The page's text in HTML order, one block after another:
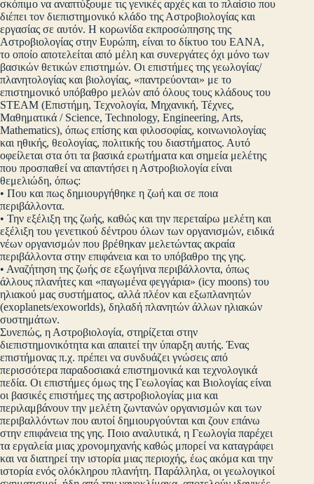
σκόπιμο να αναπτύξουμε τις γενικές αρχές και το πλαίσιο που
διέπει τον διεπιστημονικό κλάδο της Αστροβιολογίας και
εργασίας σε αυτόν. Η κορωνίδα εκπροσώπησης της
Αστροβιολογίας στην Ευρώπη, είναι το δίκτυο του ΕΑΝΑ,
το οποίο αποτελείται από μέλη και συνεργάτες όχι μόνο των
βασικών θετικών επιστημών. Οι επιστήμες της γεωλογίας/
πλανητολογίας και βιολογίας, «παντρεύονται» με το
επιστημονικό υπόβαθρο μελών από όλους τους κλάδους του
STEAM (Επιστήμη, Τεχνολογία, Μηχανική, Τέχνες,
Μαθηματικά / Science, Technology, Engineering, Arts,
Mathematics), όπως επίσης και φιλοσοφίας, κοινωνιολογίας
και ηθικής, θεολογίας, πολιτικής του διαστήματος. Αυτό
οφείλεται στα ότι τα βασικά ερωτήματα και σημεία μελέτης
που προσπαθεί να απαντήσει η Αστροβιολογία είναι
θεμελιώδη, όπως:
• Που και πως δημιουργήθηκε η ζωή και σε ποια
περιβάλλοντα.
• Την εξέλιξη της ζωής, καθώς και την περεταίρω μελέτη και
εξέλιξη του γενετικού δέντρου όλων των οργανισμών, ειδικά
νέων οργανισμών που βρέθηκαν μελετώντας ακραία
περιβάλλοντα στην επιφάνεια και το υπόβαθρο της γης.
• Αναζήτηση της ζωής σε εξωγήινα περιβάλλοντα, όπως
άλλους πλανήτες και «παγωμένα φεγγάρια» (icy moons) του
ηλιακού μας συστήματος, αλλά πλέον και εξωπλανητών
(exoplanets/exoworlds), δηλαδή πλανητών άλλων ηλιακών
συστημάτων.
Συνεπώς, η Αστροβιολογία, στηρίζεται στην
διεπιστημονικότητα και απαιτεί την ύπαρξη αυτής. Ένας
επιστήμονας π.χ. πρέπει να συνδυάζει γνώσεις από
περισσότερα παραδοσιακά επιστημονικά και τεχνολογικά
πεδία. Οι επιστήμες όμως της Γεωλογίας και Βιολογίας είναι
οι βασικές επιστήμες της αστροβιολογίας μια και
περιλαμβάνουν την μελέτη ζωντανών οργανισμών και των
περιβαλλόντων που αυτοί δημιουργούνται και ζουν επάνω
στην επιφάνεια της γης. Ποιο αναλυτικά, η Γεωλογία παρέχει
τα εργαλεία μιας χρονομηχανής καθώς μπορεί να καταγράφει
και να διατηρεί την ιστορία μιας περιοχής, έως ακόμα και την
ιστορία ενός ολόκληρου πλανήτη. Παράλληλα, οι γεωλογικοί